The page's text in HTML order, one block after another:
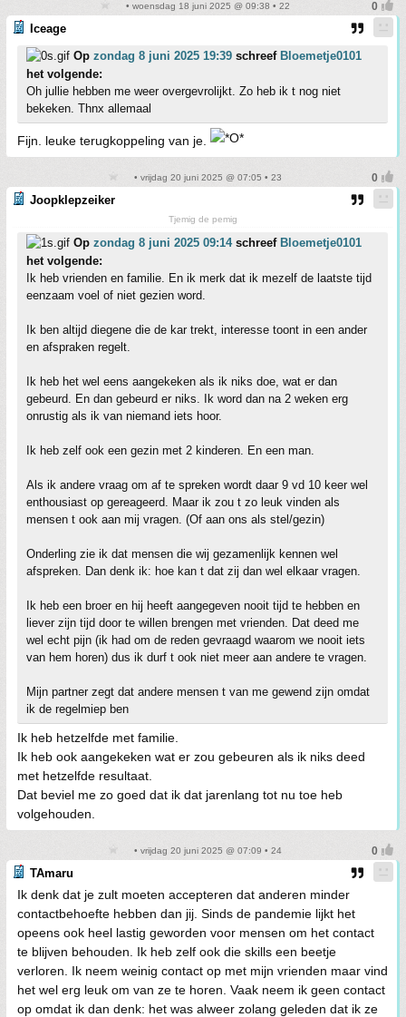
• woensdag 18 juni 2025 @ 09:38 • 22
Iceage
Op zondag 8 juni 2025 19:39 schreef Bloemetje0101
het volgende:
Oh jullie hebben me weer overgevrolijkt. Zo heb ik t nog niet
bekeken. Thnx allemaal
Fijn. leuke terugkoppeling van je.
• vrijdag 20 juni 2025 @ 07:05 • 23
Joopklepzeiker
Tjemig de pemig
Op zondag 8 juni 2025 09:14schreef Bloemetje0101
het volgende:
Ik heb vrienden en familie. En ik merk dat ik mezelf de laatste tijd
eenzaam voel of niet gezien word.
Ik ben altijd diegene die de kar trekt, interesse toont in een ander
en afspraken regelt.
Ik heb het wel eens aangekeken als ik niks doe, wat er dan
gebeurd. En dan gebeurd er niks. Ik word dan na 2 weken erg
onrustig als ik van niemand iets hoor.
Ik heb zelf ook een gezin met 2 kinderen. En een man.
Als ik andere vraag om af te spreken wordt daar 9 vd 10 keer wel
enthousiast op gereageerd. Maar ik zou t zo leuk vinden als
mensen t ook aan mij vragen. (Of aan ons als stel/gezin)
Onderling zie ik dat mensen die wij gezamenlijk kennen wel
afspreken. Dan denk ik: hoe kan t dat zij dan wel elkaar vragen.
Ik heb een broer en hij heeft aangegeven nooit tijd te hebben en
liever zijn tijd door te willen brengen met vrienden. Dat deed me
wel echt pijn (ik had om de reden gevraagd waarom we nooit iets
van hem horen) dus ik durf t ook niet meer aan andere te vragen.
Mijn partner zegt dat andere mensen t van me gewend zijn omdat
ik de regelmiep ben
Ik heb hetzelfde met familie.
Ik heb ook aangekeken wat er zou gebeuren als ik niks deed
met hetzelfde resultaat.
Dat beviel me zo goed dat ik dat jarenlang tot nu toe heb
volgehouden.
• vrijdag 20 juni 2025 @ 07:09 • 24
TAmaru
Ik denk dat je zult moeten accepteren dat anderen minder
contactbehoefte hebben dan jij. Sinds de pandemie lijkt het
opeens ook heel lastig geworden voor mensen om het contact
te blijven behouden. Ik heb zelf ook die skills een beetje
verloren. Ik neem weinig contact op met mijn vrienden maar vind
het wel erg leuk om van ze te horen. Vaak neem ik geen contact
op omdat ik dan denk: het was alweer zolang geleden dat ik ze